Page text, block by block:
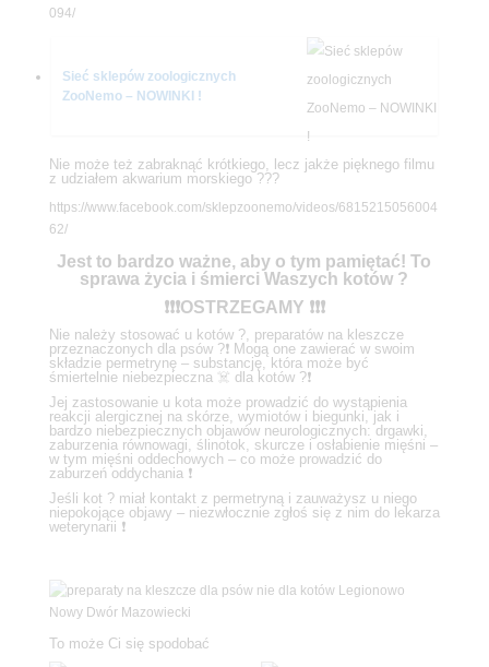
094/
Sieć sklepów zoologicznych
ZooNemo – NOWINKI !
Nie może też zabraknąć krótkiego, lecz jakże pięknego filmu
z udziałem akwarium morskiego ???
https://www.facebook.com/sklepzoonemo/videos/6815215056004
62/
Jest to bardzo ważne, aby o tym pamiętać! To
sprawa życia i śmierci Waszych kotów ?
❗️❗️❗️OSTRZEGAMY ❗️❗️❗️
Nie należy stosować u kotów ?, preparatów na kleszcze
przeznaczonych dla psów ?❗️ Mogą one zawierać w swoim
składzie permetrynę – substancję, która może być
śmiertelnie niebezpieczna ☠️ dla kotów ?❗️
Jej zastosowanie u kota może prowadzić do wystąpienia
reakcji alergicznej na skórze, wymiotów i biegunki, jak i
bardzo niebezpiecznych objawów neurologicznych: drgawki,
zaburzenia równowagi, ślinotok, skurcze i osłabienie mięśni –
w tym mięśni oddechowych – co może prowadzić do
zaburzeń oddychania ❗️
Jeśli kot ? miał kontakt z permetryną i zauważysz u niego
niepokojące objawy – niezwłocznie zgłoś się z nim do lekarza
weterynarii ❗️
To może Ci się spodobać